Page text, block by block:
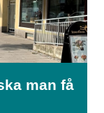
man få